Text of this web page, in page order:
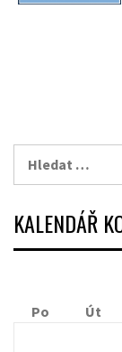
KALENDÁŘ
Po
Út